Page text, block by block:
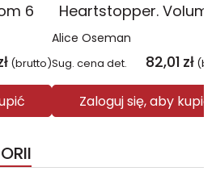
6
(brutto)
Heartstopper.
Alice Oseman
Sug. cena det. 82,01 zł
Zaloguj się, aby kupić